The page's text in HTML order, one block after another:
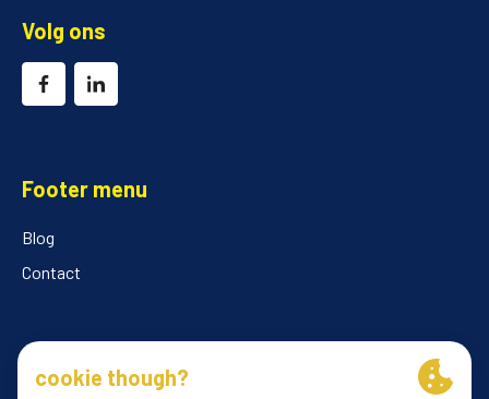
Volg ons
Footer menu
Blog
Contact
© 2026 ILClube